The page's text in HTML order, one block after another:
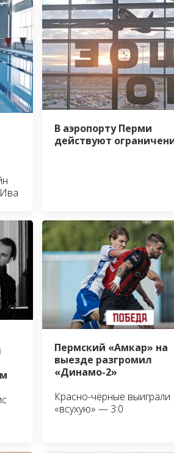
В аэропорту Перми
действуют
Пермский «Амкар» на
выезде разгромил
«Динамо-2»
Красно-чёрные выиграли
«всухую» — 3:0